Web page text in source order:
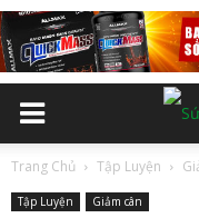
Trang Chủ Tập Luyện
Tập Luyện Giảm cân